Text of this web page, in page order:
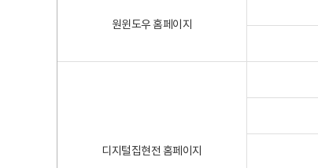
원윈도우 홈페이지
디지털집현전 홈페이지